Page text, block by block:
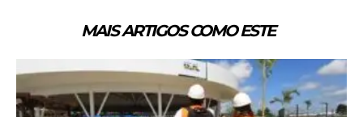
MAIS ARTIGOS COMO ESTE